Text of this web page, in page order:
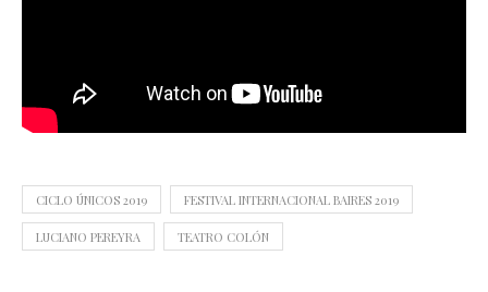
CICLO ÚNICOS 2019 FESTIVAL INTERNACIONAL BAIRES 2019
LUCIANO PEREYRA TEATRO COLÓN